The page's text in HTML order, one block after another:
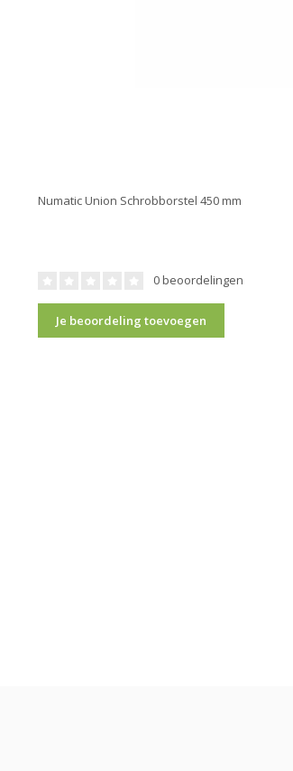
Numatic Union Schrobborstel 450 mm
0 beoordelingen
Je beoordeling toevoegen